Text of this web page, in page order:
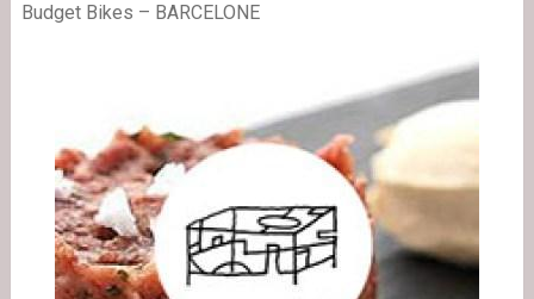
Budget Bikes – BARCELONE